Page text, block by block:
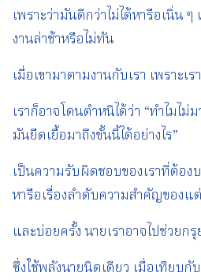
เพราะว่ามันดีกว่าไม่ได้หารือเนิ่น
งานล่าช้าหรือไม่ทัน
เมื่อเขามาตามงานกับเรา เพราะเ
เราก็อาจโดนตำหนิได้ว่า “ทำไมไ
มันยืดเยื้อมาถึงขั้นนี้ได้อย่างไร”
เป็นความรับผิดชอบของเราที่ต้อง
หารือเรื่องลำดับความสำคัญของแ
และบ่อยครั้ง นายเราอาจไปช่วยกรุ
ซึ่งใช้พลังนายนิดเดียว เมื่อเทียบกั